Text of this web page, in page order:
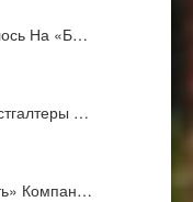
На «Б…
…
Компан…